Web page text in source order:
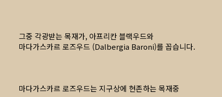
그중 각광받는 목재가, 아프리칸 블랙우드와
마다가스카르 로즈우드 (Dalbergia Baroni)를 꼽습니다.
마다가스카르 로즈우드는 지구상에 현존하는 목재중